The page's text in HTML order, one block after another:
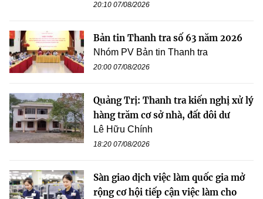
20:10 07/08/2026
Bản tin Thanh tra số 63 năm 2026
Nhóm PV Bản tin Thanh tra
20:00 07/08/2026
Quảng Trị: Thanh tra kiến nghị xử lý
hàng trăm cơ sở nhà, đất dôi dư
Lê Hữu Chính
18:20 07/08/2026
Sàn giao dịch việc làm quốc gia mở
rộng cơ hội tiếp cận việc làm cho